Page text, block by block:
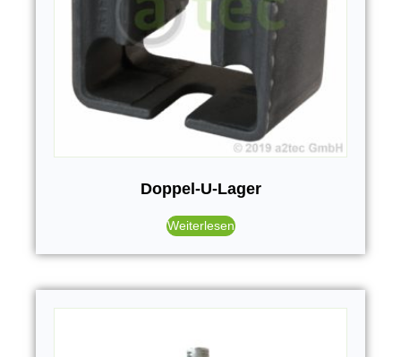
Doppel-U-Lager
Weiterlesen